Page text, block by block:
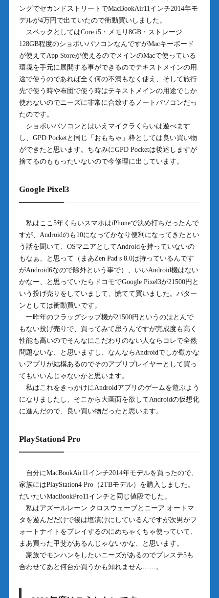
ングでセカンドストリートでMacBookAir11インチ2014年モ
デルが4万円で出ていたので衝動買いしました。
スペックとしてはCore i5・メモリ8GB・ストレージ
128GB程度のショボいパソコンなんですがMacキーボード
が使えてApp Storeが使えるのでメインのMacで使っている
環境を手元に展開する事ができるのでテキストメインの用
途で使うのであれば全く何の不満もなく使え、そして旅行
先で使う時や布団で使う時はテキストメインの用途でしか
使わないのでニーズに非常に合致するノートパソコンだっ
たのです。
ショボいパソコンとはいえマイクラくらいは遊べます
し、GPD Pocketと同じ「おもちゃ」枠としては良い買い物
ができたと思います。ちなみにGPD Pocketは後述しますが
捨てるのももったいないので今修理に出しています。
Google Pixel3
私はここ5年くらいスマホはiPhoneで決め打ちだったんで
すが、Androidのも10になってかなり便利になってきたとい
う話を聞いて、OSマニアとしてAndroidを持っていないの
もなぁ、と思って（まあZen Pad s 8.0は持っているんです
がAndroid6なので除外という事で）、いいAndroid機はない
かなー、と思っていたらドコモでGoogle Pixel3が21500円と
いう投げ売りをしていまして、慌てて買いました。パター
ンとしては衝動買いです。
一昨年のフラッグシップ機が21500円というのはとんで
もない投げ売りで、買ってみて思うんですが完成度も高く
性能も高いのでそんなにこだわりのない人ならコレで全然
問題ないな、と思いますし、なんならAndroidでしか動かな
いアプリが結構あるのでそのアプリプレイヤーとして買っ
てもいいんじゃないかと思います。
私はこれをきっかけにAndroidアプリのゲームを遊ぶよう
になりましたし、そこから大画面を欲してAndroidの仮想化
に進んだので、良い買い物だったと思います。
PlayStation4 Pro
自分にMacBookAir11インチ2014年モデルを買ったので、
家族にはPlayStation4 Pro（2TBモデル）を購入しました。
だいたいMacBookPro11インチと同じ値段でした。
私はアズールレーン クロスウェーブとニーア オートマ
タを遊んだだけで後は塩漬けにしているんですが次男がフ
ォートナイトをプレイするのにめちゃくちゃ使っていて、
まあ買った甲斐があるんじゃないかな、と思います。
家族でモンハンをしたいニーズがあるのでプレステ5も
合わせてあと何台か買うかも知れません……。